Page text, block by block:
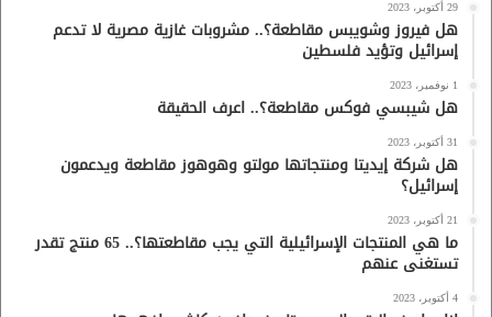
29 أكتوبر، 2023
هل فيروز وشويبس مقاطعة؟.. مشروبات غازية مصرية لا تدعم
إسرائيل وتؤيد فلسطين
1 نوفمبر، 2023
هل شيبسي فوكس مقاطعة؟.. اعرف الحقيقة
31 أكتوبر، 2023
هل شركة إيديتا ومنتجاتها مولتو وهوهوز مقاطعة ويدعمون
إسرائيل؟
21 أكتوبر، 2023
ما هي المنتجات الإسرائيلية التي يجب مقاطعتها؟.. 65 منتج تقدر
تستغنى عنهم
4 أكتوبر، 2023